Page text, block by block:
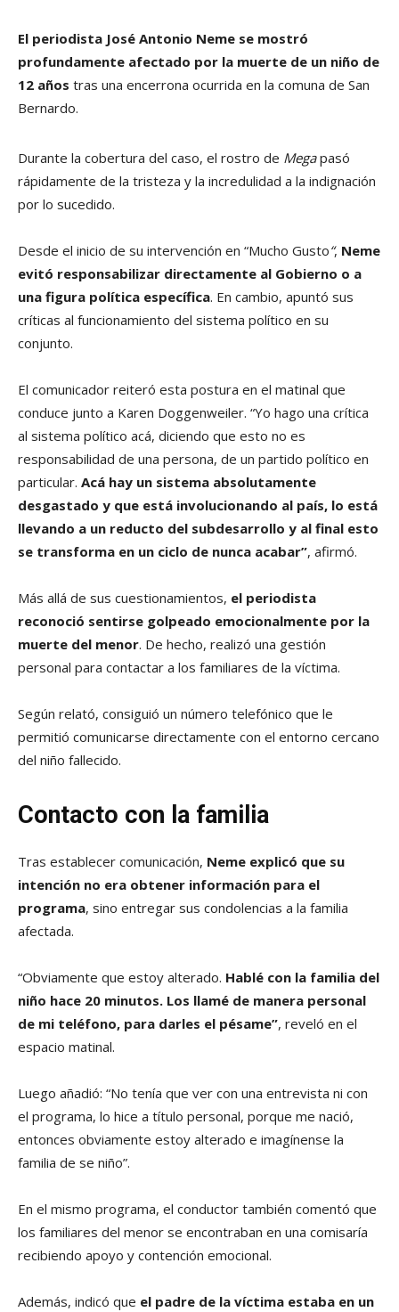
El periodista José Antonio Neme se mostró
profundamente afectado por la muerte de un niño de
12 años tras una encerrona ocurrida en la comuna de San
Bernardo.
Durante la cobertura del caso, el rostro de Megapasó
rápidamente de la tristeza y la incredulidad a la indignación
por lo sucedido.
Desde el inicio de su intervención en “Mucho Gusto“, Neme
evitó responsabilizar directamente al Gobierno o a
una figura política específica. En cambio, apuntó sus
críticas al funcionamiento del sistema político en su
conjunto.
El comunicador reiteró esta postura en el matinal que
conduce junto a Karen Doggenweiler. “Yo hago una crítica
al sistema político acá, diciendo que esto no es
responsabilidad de una persona, de un partido político en
particular. Acá hay un sistema absolutamente
desgastado y que está involucionando al país, lo está
llevando a un reducto del subdesarrollo y al final esto
se transforma en un ciclo de nunca acabar”, afirmó.
Más allá de sus cuestionamientos, el periodista
reconoció sentirse golpeado emocionalmente por la
muerte del menor. De hecho, realizó una gestión
personal para contactar a los familiares de la víctima.
Según relató, consiguió un número telefónico que le
permitió comunicarse directamente con el entorno cercano
del niño fallecido.
Contacto con la familia
Tras establecer comunicación, Neme explicó que su
intención no era obtener información para el
programa, sino entregar sus condolencias a la familia
afectada.
“Obviamente que estoy alterado. Hablé con la familia del
niño hace 20 minutos. Los llamé de manera personal
de mi teléfono, para darles el pésame”, reveló en el
espacio matinal.
Luego añadió: “No tenía que ver con una entrevista ni con
el programa, lo hice a título personal, porque me nació,
entonces obviamente estoy alterado e imagínense la
familia de se niño”.
En el mismo programa, el conductor también comentó que
los familiares del menor se encontraban en una comisaría
recibiendo apoyo y contención emocional.
Además, indicó que el padre de la víctima estaba en un